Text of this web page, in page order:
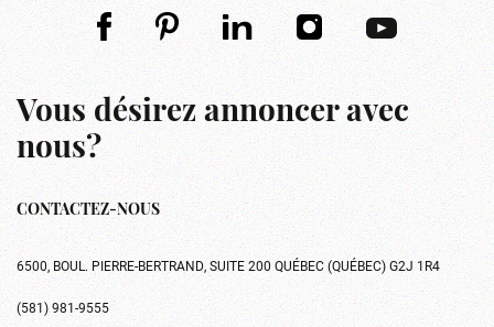
Vous désirez annoncer avec
nous?
CONTACTEZ-NOUS
6500, BOUL. PIERRE-BERTRAND, SUITE 200 QUÉBEC (QUÉBEC) G2J 1R4
(581) 981-9555